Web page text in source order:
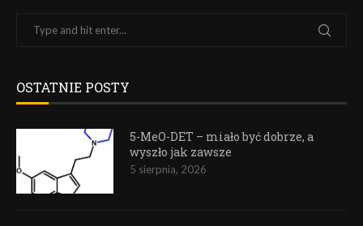
OSTATNIE POSTY
5-MeO-DET – miało być dobrze, a
wyszło jak zawsze
5 sierpnia, 2026